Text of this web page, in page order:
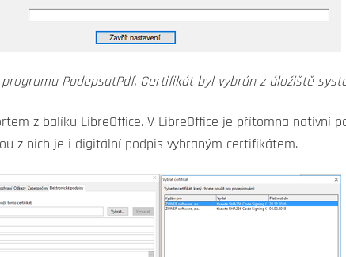
PodepsatPdf. Certifikát byl vybrán z úložiště
z balíku LibreOffice. V LibreOffice je přítomna nativní
z nich je i digitální podpis vybraným certifikátem.